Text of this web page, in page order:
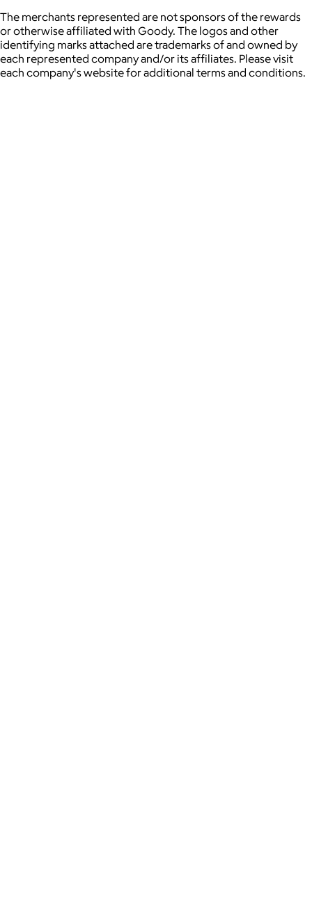
The merchants represented are not sponsors of the rewards
or otherwise affiliated with Goody. The logos and other
identifying marks attached are trademarks of and owned by
each represented company and/or its affiliates. Please visit
each company's website for additional terms and conditions.